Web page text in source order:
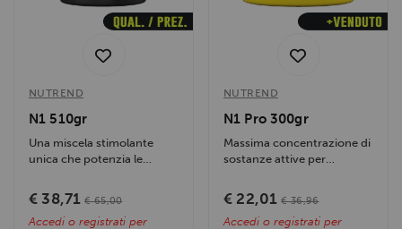
NUTREND
N1 510gr
Una miscela stimolante
unica che potenzia le
energia duratura...
€ 38,71 € 65,00
Accedi o registrati per
NUTREND
N1 Pro 300gr
Massima concentrazione di
sostanze attive per
€ 22,01 € 36,96
Accedi o registrati per